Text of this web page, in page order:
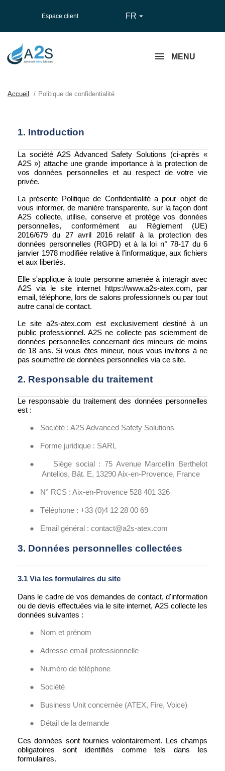
Espace client FR 
MENU
Accueil Politique de confidentialité
1. Introduction
La société A2S Advanced Safety Solutions (ci-après «
A2S ») attache une grande importance à la protection de
vos données personnelles et au respect de votre vie
privée.
La présente Politique de Confidentialité a pour objet de
vous informer, de manière transparente, sur la façon dont
A2S collecte, utilise, conserve et protège vos données
personnelles, conformément au Règlement (UE)
2016/679 du 27 avril 2016 relatif à la protection des
données personnelles (RGPD) et à la loi n° 78-17 du 6
janvier 1978 modifiée relative à l'informatique, aux fichiers
et aux libertés.
Elle s'applique à toute personne amenée à interagir avec
A2S via le site internet https://www.a2s-atex.com, par
email, téléphone, lors de salons professionnels ou par tout
autre canal de contact.
Le site a2s-atex.com est exclusivement destiné à un
public professionnel. A2S ne collecte pas sciemment de
données personnelles concernant des mineurs de moins
de 18 ans. Si vous êtes mineur, nous vous invitons à ne
pas soumettre de données personnelles via ce site.
2. Responsable du traitement
Le responsable du traitement des données personnelles
est :
● Société : A2S Advanced Safety Solutions
● Forme juridique : SARL
●
Siège social : 75 Avenue Marcellin Berthelot
Antelios, Bât. E, 13290 Aix-en-Provence, France
● N° RCS : Aix-en-Provence 528 401 326
● Téléphone : +33 (0)4 12 28 00 69
● Email général : contact@a2s-atex.com
3. Données personnelles collectées
3.1 Via les formulaires du site
Dans le cadre de vos demandes de contact, d'information
ou de devis effectuées via le site internet, A2S collecte les
données suivantes :
● Nom et prénom
● Adresse email professionnelle
● Numéro de téléphone
● Société
● Business Unit concernée (ATEX, Fire, Voice)
● Détail de la demande
Ces données sont fournies volontairement. Les champs
obligatoires sont identifiés comme tels dans les
formulaires.